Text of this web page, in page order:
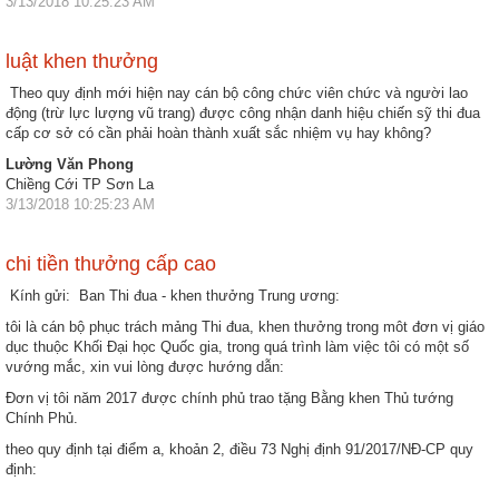
luật khen thưởng
Theo quy định mới hiện nay cán bộ công chức viên chức và người lao
động (trừ lực lượng vũ trang) được công nhận danh hiệu chiến sỹ thi đua
cấp cơ sở có cần phải hoàn thành xuất sắc nhiệm vụ hay không?
Lường Văn Phong
Chiềng Cới TP Sơn La
3/13/2018 10:25:23 AM
chi tiền thưởng cấp cao
Kính gửi: Ban Thi đua - khen thưởng Trung ương:
tôi là cán bộ phục trách mảng Thi đua, khen thưởng trong môt đơn vị giáo
dục thuộc Khối Đại học Quốc gia, trong quá trình làm việc tôi có một số
vướng mắc, xin vui lòng được hướng dẫn:
Đơn vị tôi năm 2017 được chính phủ trao tặng Bằng khen Thủ tướng
Chính Phủ.
theo quy định tại điểm a, khoản 2, điều 73 Nghị định 91/2017/NĐ-CP quy
định: